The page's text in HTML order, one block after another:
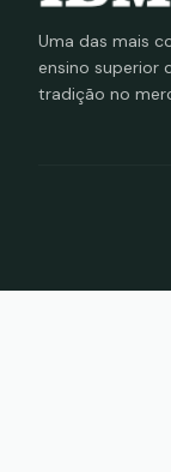
Uma das mais
ensino superior
tradição no